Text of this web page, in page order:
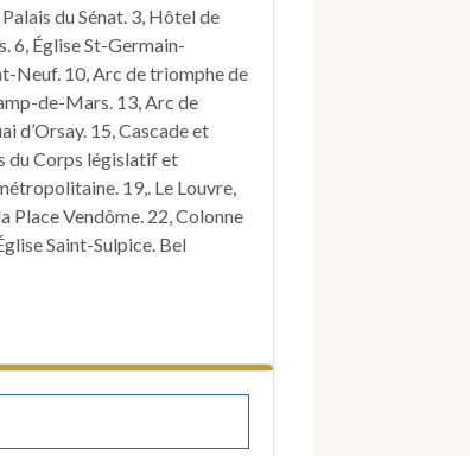
du Sénat. 3, Hôtel de
6, Église St-Germain-
Neuf. 10, Arc de triomphe de
de-Mars. 13, Arc de
d’Orsay. 15, Cascade et
du Corps législatif et
19,. Le Louvre,
Place Vendôme. 22, Colonne
Saint-Sulpice. Bel